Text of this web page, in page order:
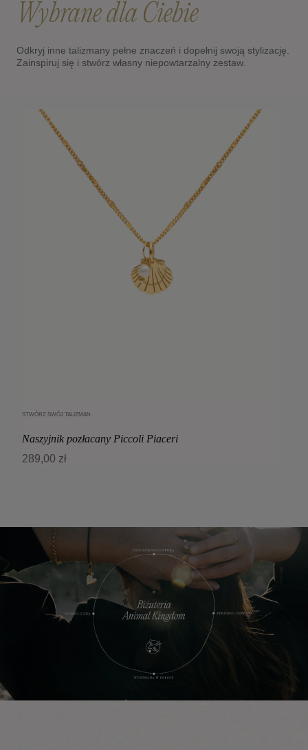
Wybrane dla Ciebie
Odkryj inne talizmany pełne znaczeń i dopełnij swoją stylizację.
Zainspiruj się i stwórz własny niepowtarzalny zestaw.
STWÓRZ SWÓJ TALIZMAN
Naszyjnik pozłacany Piccoli Piaceri
289,00 zł